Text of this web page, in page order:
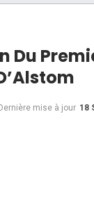
Du
mise à jour 18